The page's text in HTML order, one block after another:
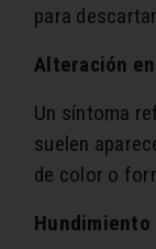
para
Alteración
Un síntoma
suelen
de color o
Hundimiento